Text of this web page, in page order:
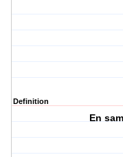
Definition
En